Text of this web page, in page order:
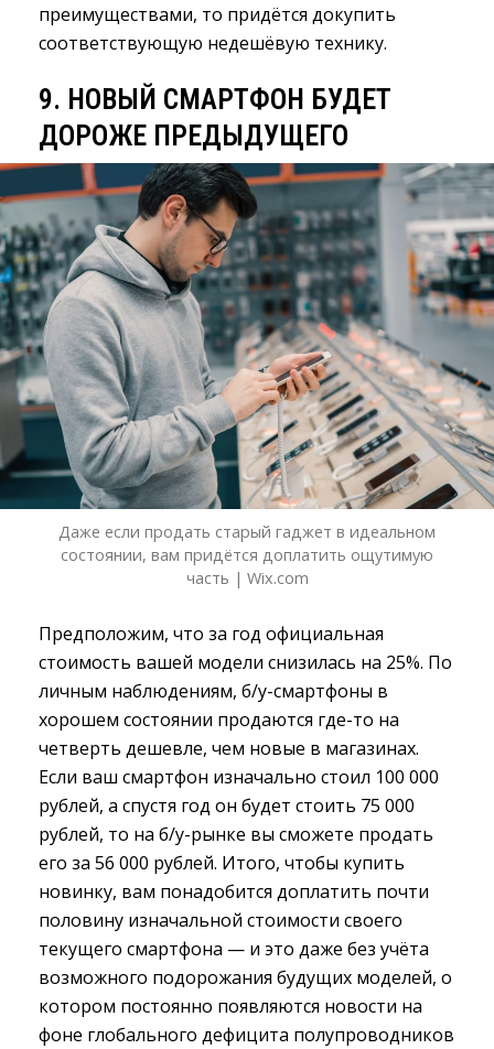
преимуществами, то придётся докупить
соответствующую недешёвую технику.
9. НОВЫЙ СМАРТФОН БУДЕТ
ДОРОЖЕ ПРЕДЫДУЩЕГО
Даже если продать старый гаджет в идеальном
состоянии, вам придётся доплатить ощутимую
часть | Wix.com
Предположим, что за год официальная
стоимость вашей модели снизилась на 25%. По
личным наблюдениям, б/у-смартфоны в
хорошем состоянии продаются где-то на
четверть дешевле, чем новые в магазинах.
Если ваш смартфон изначально стоил 100 000
рублей, а спустя год он будет стоить 75 000
рублей, то на б/у-рынке вы сможете продать
его за 56 000 рублей. Итого, чтобы купить
новинку, вам понадобится доплатить почти
половину изначальной стоимости своего
текущего смартфона — и это даже без учёта
возможного подорожания будущих моделей, о
котором постоянно появляются новости на
фоне глобального дефицита полупроводников